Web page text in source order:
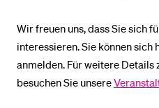
Wir freuen uns, dass Sie sich
interessieren. Sie können sich
anmelden. Für weitere Details
besuchen Sie unsere
Studien­interessierte
Studierende